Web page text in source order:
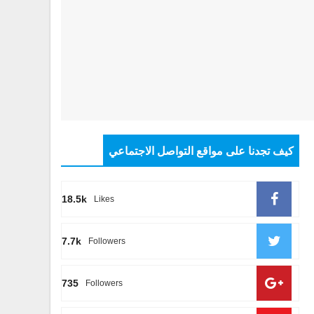
كيف تجدنا على مواقع التواصل الاجتماعي
18.5k Likes
7.7k Followers
735 Followers